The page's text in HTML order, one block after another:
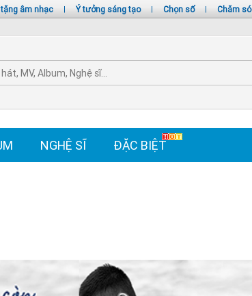
âm nhạc | Ý tưởng sáng tạo | Chọn số | Chăm
NGHỆ SĨ ĐẶC BIỆT